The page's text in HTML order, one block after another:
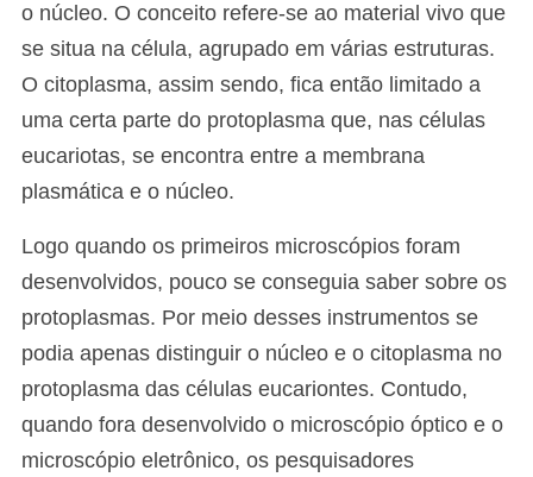
o núcleo. O conceito refere-se ao material vivo que
se situa na célula, agrupado em várias estruturas.
O citoplasma, assim sendo, fica então limitado a
uma certa parte do protoplasma que, nas células
eucariotas, se encontra entre a membrana
plasmática e o núcleo.
Logo quando os primeiros microscópios foram
desenvolvidos, pouco se conseguia saber sobre os
protoplasmas. Por meio desses instrumentos se
podia apenas distinguir o núcleo e o citoplasma no
protoplasma das células eucariontes. Contudo,
quando fora desenvolvido o microscópio óptico e o
microscópio eletrônico, os pesquisadores